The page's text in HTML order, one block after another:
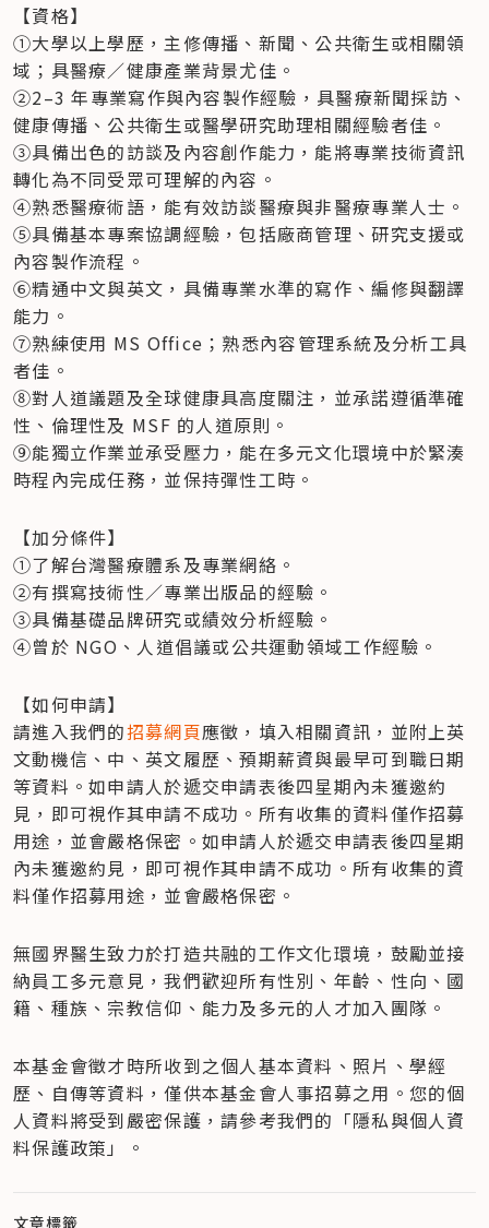
【資格】
①大學以上學歷，主修傳播、新聞、公共衛生或相關領
域；具醫療／健康產業背景尤佳。
②2–3 年專業寫作與內容製作經驗，具醫療新聞採訪、
健康傳播、公共衛生或醫學研究助理相關經驗者佳。
③具備出色的訪談及內容創作能力，能將專業技術資訊
轉化為不同受眾可理解的內容。
④熟悉醫療術語，能有效訪談醫療與非醫療專業人士。
⑤具備基本專案協調經驗，包括廠商管理、研究支援或
內容製作流程。
⑥精通中文與英文，具備專業水準的寫作、編修與翻譯
能力。
⑦熟練使用 MS Office；熟悉內容管理系統及分析工具
者佳。
⑧對人道議題及全球健康具高度關注，並承諾遵循準確
性、倫理性及 MSF 的人道原則。
⑨能獨立作業並承受壓力，能在多元文化環境中於緊湊
時程內完成任務，並保持彈性工時。
【加分條件】
①了解台灣醫療體系及專業網絡。
②有撰寫技術性／專業出版品的經驗。
③具備基礎品牌研究或績效分析經驗。
④曾於 NGO、人道倡議或公共運動領域工作經驗。
【如何申請】
請進入我們的招募網頁應徵，填入相關資訊，並附上英
文動機信、中、英文履歷、預期薪資與最早可到職日期
等資料。如申請人於遞交申請表後四星期內未獲邀約
見，即可視作其申請不成功。所有收集的資料僅作招募
用途，並會嚴格保密。如申請人於遞交申請表後四星期
內未獲邀約見，即可視作其申請不成功。所有收集的資
料僅作招募用途，並會嚴格保密。
無國界醫生致力於打造共融的工作文化環境，鼓勵並接
納員工多元意見，我們歡迎所有性別、年齡、性向、國
籍、種族、宗教信仰、能力及多元的人才加入團隊。
本基金會徵才時所收到之個人基本資料、照片、學經
歷、自傳等資料，僅供本基金會人事招募之用。您的個
人資料將受到嚴密保護，請參考我們的「隱私與個人資
料保護政策」。
文章標籤